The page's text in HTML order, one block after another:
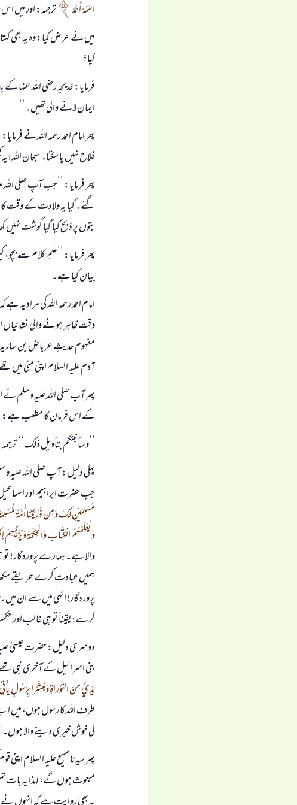
اسْمُهُ أَحْمَدُ
ترجمہ: اور میں
میں نے عرض کیا: وہ یہ بھی
کیا؟
فرمایا: خدیجہ رضی اللہ عنہا
ایمان لانے والی تھیں۔‘‘
پھر امام احمد رحمہ اللہ نے
فلاح نہیں پا سکتا۔ سبحان
پھر فرمایا: ’’جب آپ صلی
گئے۔ کیا یہ ولادت کے وقت
بتوں پر ذبح کیا گیا گوشت
پھر فرمایا: ’’علمِ کلام سے بچو،
بیان کیا ہے۔
امام احمد رحمہ اللہ کی مراد
وقت ظاہر ہونے والی نشانیاں
مفہوم حدیثِ عرباض بن
آدم علیہ السلام اپنی مٹی
پھر آپ صلی اللہ علیہ وسلم
کے اس فرمان کا مطلب ہے:
’’وسأنبئكم بتأويل ذلك‘‘
پہلی دلیل: آپ صلی اللہ علیہ و
جب حضرت ابراہیم اور
مُسْلِمَيْنِ لَكَ وَمِن ذُرِّيَّتِنَا أُمَّةً
وَيُعَلِّمُهُمُ الْكِتَابَ وَالْحِكْمَةَ
والا ہے۔ ہمارے پروردگار! تو
ہمیں عبادت کرے طریقے سکھا،
پروردگار! انہی میں سے ان
کرے؛ یقیناً تو ہی غالب اور حکمت
دوسری دلیل: حضرت عیسیٰ علیہ
بنی اسرائیل کے آخری نبی
يَدَيَّ مِنَ التَّوْرَاةِ وَمُبَشِّرًا بِرَسُولٍ
طرف اللہ کا رسول ہوں، میں
کی خوش خبری دینے والا
پھر سیدنا مسیح علیہ السلام
مبعوث ہوں گے، لہٰذا یہ بات